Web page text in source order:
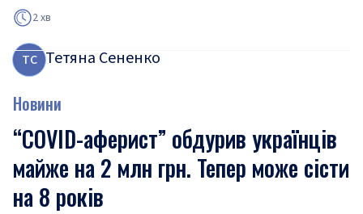
2 хв
ТС Тетяна Сененко
Новини
“COVID-аферист” обдурив українців
майже на 2 млн грн. Тепер може сісти
на 8 років